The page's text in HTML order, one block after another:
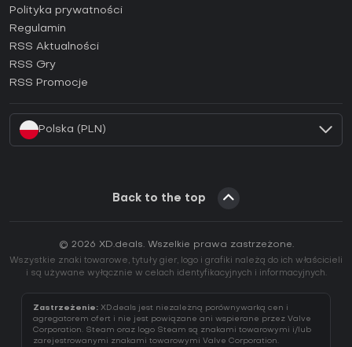
Jak aktywować klucz Epic Games (CD Key)?
Jak aktywować klucz GOG (CD Key)?
Jak aktywować klucz Ubisoft Connect (CD Key)?
Polityka prywatności
Regulamin
RSS Aktualności
RSS Gry
RSS Promocje
Polska (PLN)
Back to the top
© 2026 XD.deals. Wszelkie prawa zastrzeżone.
Wszystkie znaki towarowe, tytuły gier, logo i grafiki należą do ich właścicieli
i są używane wyłącznie w celach identyfikacyjnych i informacyjnych.
Zastrzeżenie: XD.deals jest niezależną porównywarką cen i
agregatorem ofert i nie jest powiązane ani wspierane przez Valve
Corporation. Steam oraz logo Steam są znakami towarowymi i/lub
zarejestrowanymi znakami towarowymi Valve Corporation.